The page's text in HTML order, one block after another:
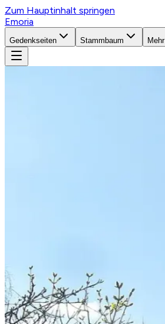
Zum Hauptinhalt springen
Emoria
Gedenkseiten Stammbaum Mehr